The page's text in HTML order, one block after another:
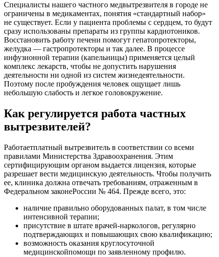
Специалисты нашего частного медвытрезвителя в городе не
ограничены в медикаментах, понятия «стандартный набор»
не существует. Если у пациента проблемы с сердцем, то будут
сразу использованы препараты из группы кардиотоников.
Восстановить работу печени помогут гепатопротекторы,
желудка — гастропротекторы и так далее. В процессе
инфузионной терапии (капельницы) применяется целый
комплекс лекарств, чтобы не допустить нарушения
деятельности ни одной из систем жизнедеятельности.
Поэтому после пробуждения человек ощущает лишь
небольшую слабость и легкое головокружение.
Как регулируется работа частных
вытрезвителей?
Работаетплатный вытрезвитель в соответствии со всеми
правилами Министерства Здравоохранения. Этим
сертифицирующим органом выдается лицензия, которые
разрешает вести медицинскую деятельность. Чтобы получить
ее, клиника должна отвечать требованиям, отраженным в
Федеральном законеРоссии № 464. Прежде всего, это:
наличие правильно оборудованных палат, в том числе
интенсивной терапии;
присутствие в штате врачей-наркологов, регулярно
подтверждающих и повышающих свою квалификацию;
возможность оказания круглосуточной
медицинскойпомощи по заявленному профилю.